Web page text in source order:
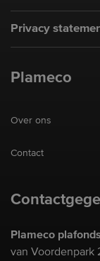
Privacy
Plameco
Over ons
Contact
Plameco
van Voordenpark